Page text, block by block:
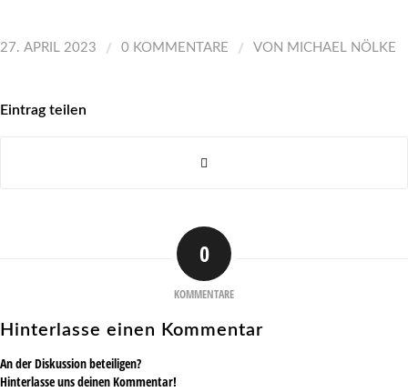
27. APRIL 2023 / 0 KOMMENTARE / VON MICHAEL NÖLKE
Eintrag teilen
0
KOMMENTARE
Hinterlasse einen Kommentar
An der Diskussion beteiligen?
Hinterlasse uns deinen Kommentar!